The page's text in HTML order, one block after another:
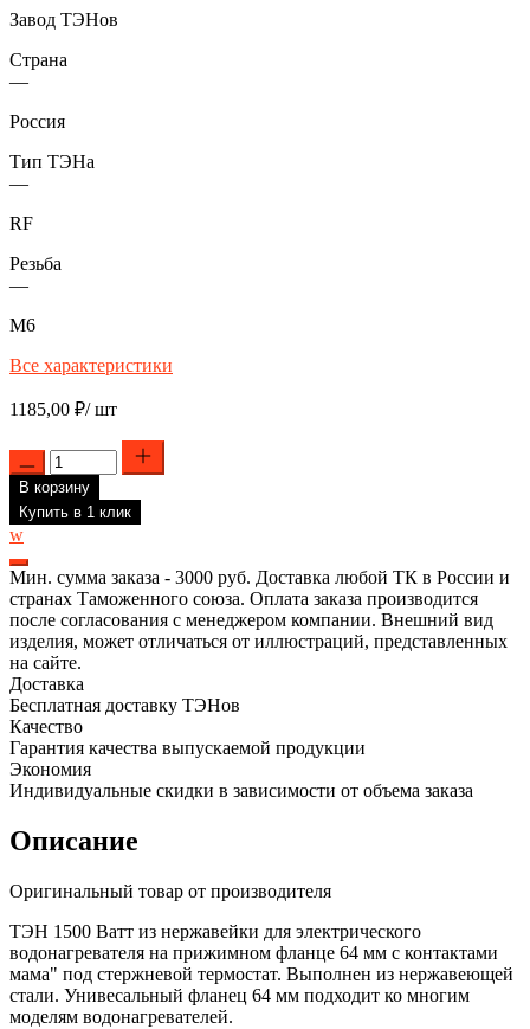
Завод ТЭНов
Страна
—
Россия
Тип ТЭНа
—
RF
Резьба
—
М6
Все характеристики
1185,00 ₽/ шт
Количество
товара
ТЭН
RF
для
водонагревателя
ОКА
1.5
кВт,
М6,
L200мм,
20196
В корзину
Купить в 1 клик
w
Мин. сумма заказа - 3000 руб. Доставка любой ТК в России и
странах Таможенного союза. Оплата заказа производится
после согласования с менеджером компании. Внешний вид
изделия, может отличаться от иллюстраций, представленных
на сайте.
Доставка
Бесплатная доставку ТЭНов
Качество
Гарантия качества выпускаемой продукции
Экономия
Индивидуальные скидки в зависимости от объема заказа
Описание
Оригинальный товар от производителя
ТЭН 1500 Ватт из нержавейки для электрического
водонагревателя на прижимном фланце 64 мм с контактами
мама" под стержневой термостат. Выполнен из нержавеющей
стали. Унивесальный фланец 64 мм подходит ко многим
моделям водонагревателей.